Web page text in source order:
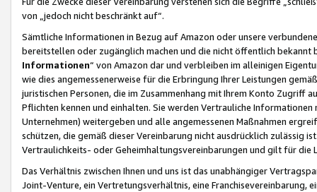
von „jedoch nicht beschränkt auf“.
Sämtliche Informationen in Bezug auf Amazon oder unsere
bereitstellen oder zugänglich machen und die nicht öffentlich
Informationen“ von Amazon dar und verbleiben im alleinigen
wie dies angemessenerweise für die Erbringung Ihrer Leistungen
juristischen Personen, die im Zusammenhang mit Ihrem Konto
Pflichten kennen und einhalten. Sie werden Vertrauliche
Unternehmen) weitergeben und alle angemessenen Maßnahmen
schützen, die gemäß dieser Vereinbarung nicht ausdrücklich zulässig
Vertraulichkeits- oder Geheimhaltungsvereinbarungen und gilt für die
Das Verhältnis zwischen Ihnen und uns ist das unabhängiger
Joint-Venture, ein Vertretungsverhältnis, eine Franchisevereinbarung,